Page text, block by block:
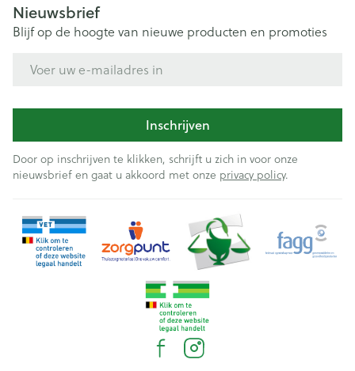
Nieuwsbrief
Blijf op de hoogte van nieuwe producten en promoties
Inschrijven
Door op inschrijven te klikken, schrijft u zich in voor onze
nieuwsbrief en gaat u akkoord met onze privacy policy.